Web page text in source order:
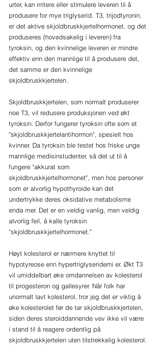
urter, kan irritere eller stimulere leveren til å
produsere for mye triglyserid. T3, trijodtyronin,
er det aktive skjoldbruskkjertelhormonet, og det
produseres (hovedsakelig i leveren) fra
tyroksin, og den kvinnelige leveren er mindre
effektiv enn den mannlige til å produsere det,
det samme er den kvinnelige
skjoldbruskkjertelen.
Skjoldbruskkjertelen, som normalt produserer
noe T3, vil redusere produksjonen ved økt
tyroksin. Derfor fungerer tyroksin ofte som et
"skjoldbruskkjertelantihormon", spesielt hos
kvinner. Da tyroksin ble testet hos friske unge
mannlige medisinstudenter, så det ut til å
fungere "akkurat som
skjoldbruskkjertelhormonet", men hos personer
som er alvorlig hypothyroide kan det
undertrykke deres oksidative metabolisme
enda mer. Det er en veldig vanlig, men veldig
alvorlig feil, å kalle tyroksin
"skjoldbruskkjertelhormonet."
Høyt kolesterol er nærmere knyttet til
hypotyreose enn hypertriglyseridemi er. Økt T3
vil umiddelbart øke omdannelsen av kolesterol
til progesteron og gallesyrer. Når folk har
unormalt lavt kolesterol, tror jeg det er viktig å
øke kolesterolet før de tar skjoldbruskkjertelen,
siden deres steroiddannende vev ikke vil være
i stand til å reagere ordentlig på
skjoldbruskkjertelen uten tilstrekkelig kolesterol.